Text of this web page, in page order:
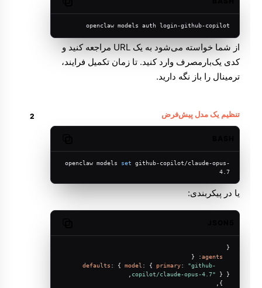
openclaw models auth login-github-copilot
از شما خواسته می‌شود به یک URL مراجعه کنید و
کدی یک‌بارمصرف وارد کنید. تا زمان تکمیل فرایند،
ترمینال را باز نگه دارید.
تنظیم یک مدل پیش‌فرض
openclaw models set github-copilot/claude-opus-
4.7
یا در پیکربندی:
{
agents
: {
defaults : { model : { primary: "github-
copilot/claude-opus-4.7" } },